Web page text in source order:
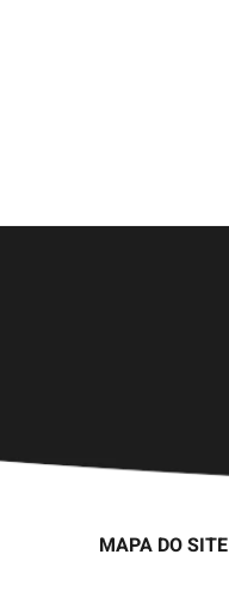
MAPA DO SITE